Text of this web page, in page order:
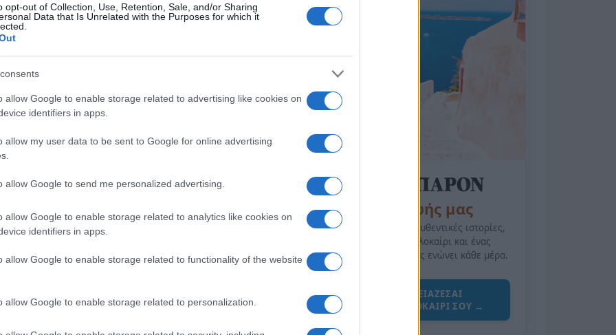
opt-out of Collection, Use, Retention, Sale, and/or Sharing
Data that Is Unrelated with the Purposes for which it
allow Google to enable storage related to advertising like cookies on
identifiers in apps.
allow my user data to be sent to Google for online advertising
allow Google to send me personalized advertising.
allow Google to enable storage related to analytics like cookies on
identifiers in apps.
allow Google to enable storage related to functionality of the website
allow Google to enable storage related to personalization.
2026
της Ζωής μας
Οι άνθρωποι, οι αυθεντικές ιστορίες,
το ελληνικό καλοκαίρι και ένας
πολιτισμός που μας ενώνει κάθε μέρα.
ΟΣΑ ΧΡΕΙΑΖΕΣΑΙ
ΓΙΑ ΤΟ ΚΑΛΟΚΑΙΡΙ ΣΟΥ →